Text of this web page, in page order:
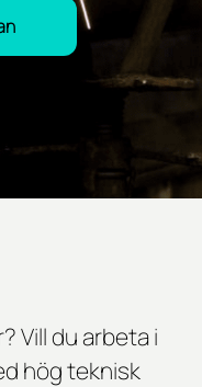
Vill du arbeta i
hög teknisk